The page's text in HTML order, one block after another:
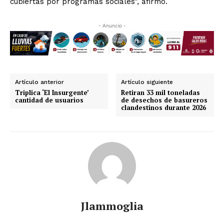
- Anuncio -
Artículo anterior
Triplica ‘El Insurgente’
cantidad de usuarios
Artículo siguiente
Retiran 33 mil toneladas
de desechos de basureros
clandestinos durante 2026
Jlammoglia